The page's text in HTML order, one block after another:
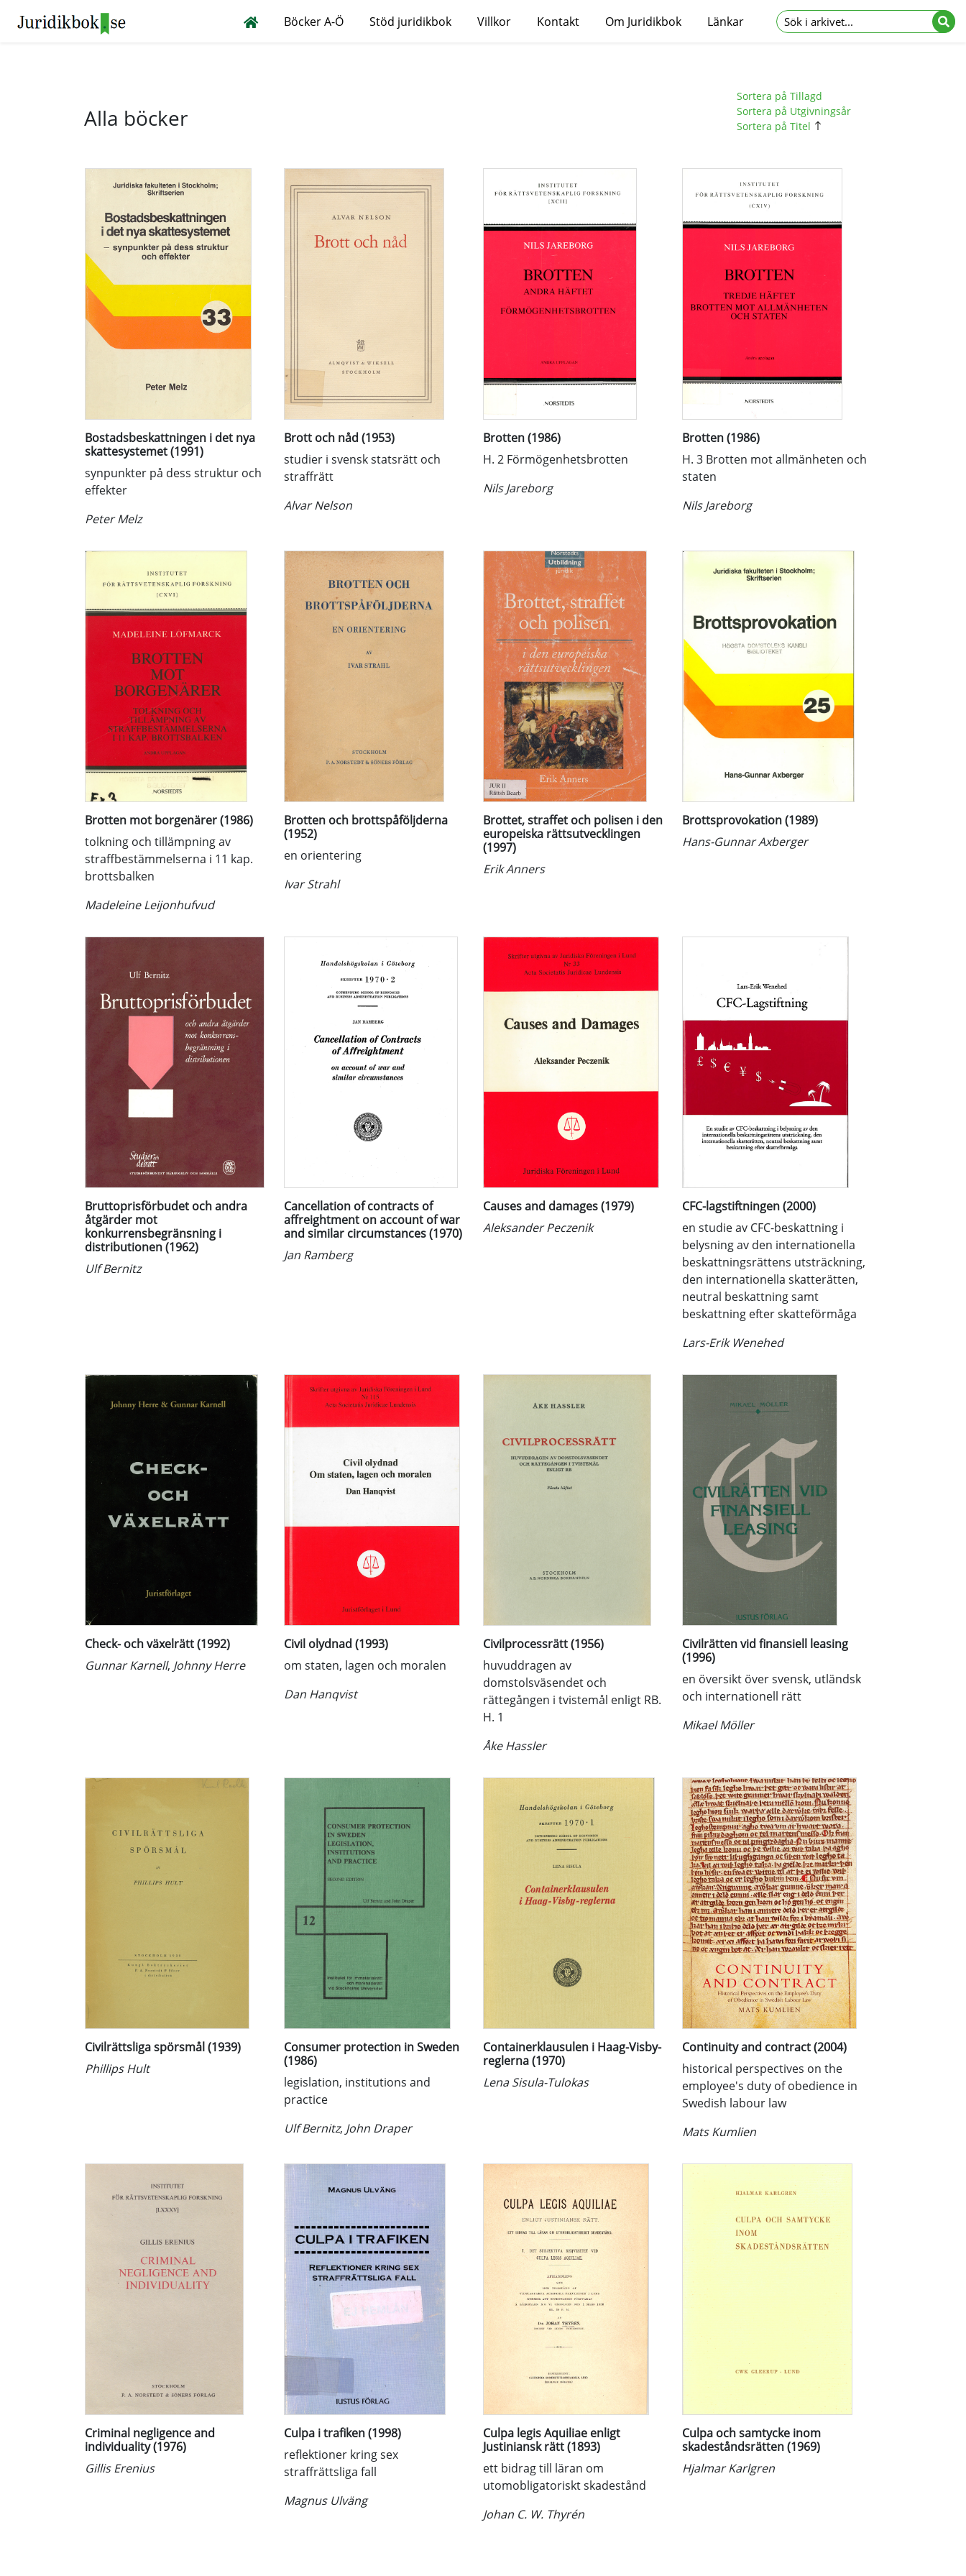
Böcker A-Ö Stöd juridikbok Villkor Kontakt Om Juridikbok Länkar
Alla böcker
Sortera på Tillagd
Sortera på Utgivningsår
Sortera på Titel
Bostadsbeskattningen i det nya
skattesystemet (1991)
synpunkter på dess struktur och
effekter
Peter Melz
Brott och nåd (1953)
studier i svensk statsrätt och
straffrätt
Alvar Nelson
Brotten (1986)
H. 2 Förmögenhetsbrotten
Nils Jareborg
Brotten (1986)
H. 3 Brotten mot allmänheten och
staten
Nils Jareborg
Brotten mot borgenärer (1986)
tolkning och tillämpning av
straffbestämmelserna i 11 kap.
brottsbalken
Madeleine Leijonhufvud
Brotten och brottspåföljderna
(1952)
en orientering
Ivar Strahl
Brottet, straffet och polisen i den
europeiska rättsutvecklingen
(1997)
Erik Anners
Brottsprovokation (1989)
Hans-Gunnar Axberger
Bruttoprisförbudet och andra
åtgärder mot
konkurrensbegränsning i
distributionen (1962)
Ulf Bernitz
Cancellation of contracts of
affreightment on account of war
and similar circumstances (1970)
Jan Ramberg
Causes and damages (1979)
Aleksander Peczenik
CFC-lagstiftningen (2000)
en studie av CFC-beskattning i
belysning av den internationella
beskattningsrättens utsträckning,
den internationella skatterätten,
neutral beskattning samt
beskattning efter skatteförmåga
Lars-Erik Wenehed
Check- och växelrätt (1992)
Gunnar Karnell, Johnny Herre
Civil olydnad (1993)
om staten, lagen och moralen
Dan Hanqvist
Civilprocessrätt (1956)
huvuddragen av
domstolsväsendet och
rättegången i tvistemål enligt RB.
H. 1
Åke Hassler
Civilrätten vid finansiell leasing
(1996)
en översikt över svensk, utländsk
och internationell rätt
Mikael Möller
Civilrättsliga spörsmål (1939)
Phillips Hult
Consumer protection in Sweden
(1986)
legislation, institutions and
practice
Ulf Bernitz, John Draper
Containerklausulen i Haag-Visby-
reglerna (1970)
Lena Sisula-Tulokas
Continuity and contract (2004)
historical perspectives on the
employee's duty of obedience in
Swedish labour law
Mats Kumlien
Criminal negligence and
individuality (1976)
Gillis Erenius
Culpa i trafiken (1998)
reflektioner kring sex
straffrättsliga fall
Magnus Ulväng
Culpa legis Aquiliae enligt
Justiniansk rätt (1893)
ett bidrag till läran om
utomobligatoriskt skadestånd
Johan C. W. Thyrén
Culpa och samtycke inom
skadeståndsrätten (1969)
Hjalmar Karlgren